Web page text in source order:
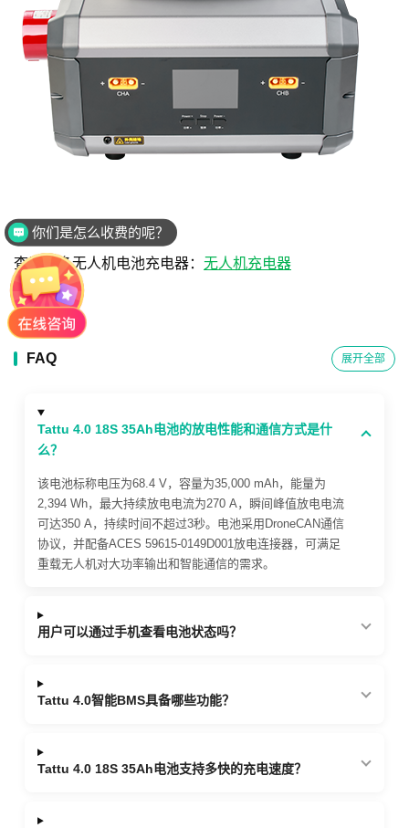
查看更多无人机电池充电器： 无人机充电器
FAQ 展开全部
Tattu 4.0 18S 35Ah电池的放电性能和通信方式是什
么？
该电池标称电压为68.4 V，容量为35,000 mAh，能量为
2,394 Wh，最大持续放电电流为270 A，瞬间峰值放电电流
可达350 A，持续时间不超过3秒。电池采用DroneCAN通信
协议，并配备ACES 59615-0149D001放电连接器，可满足
重载无人机对大功率输出和智能通信的需求。
用户可以通过手机查看电池状态吗？
Tattu 4.0智能BMS具备哪些功能？
Tattu 4.0 18S 35Ah电池支持多快的充电速度？
你们是怎么收费的呢？